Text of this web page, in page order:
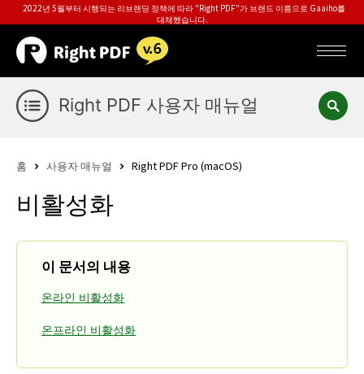
2022년 5월부터 시행되는 리브랜딩 정책에 따라 "Right PDF"가 브랜드 이름으로 Gaaiho를
대체했습니다.
Right PDF 사용자 매뉴얼
홈 사용자 매뉴얼 Right PDF Pro (macOS)
비활성화
이 문서의 내용
온라인 비활성화
온프라인 비활성화